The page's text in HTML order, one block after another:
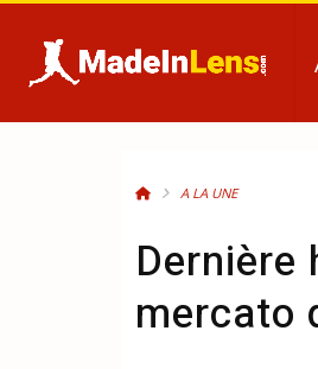
A LA UNE
mercato